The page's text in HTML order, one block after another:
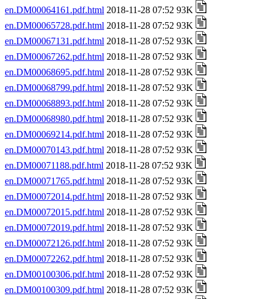
en.DM00064161.pdf.html 2018-11-28 07:52 93K
en.DM00065728.pdf.html 2018-11-28 07:52 93K
en.DM00067131.pdf.html 2018-11-28 07:52 93K
en.DM00067262.pdf.html 2018-11-28 07:52 93K
en.DM00068695.pdf.html 2018-11-28 07:52 93K
en.DM00068799.pdf.html 2018-11-28 07:52 93K
en.DM00068893.pdf.html 2018-11-28 07:52 93K
en.DM00068980.pdf.html 2018-11-28 07:52 93K
en.DM00069214.pdf.html 2018-11-28 07:52 93K
en.DM00070143.pdf.html 2018-11-28 07:52 93K
en.DM00071188.pdf.html 2018-11-28 07:52 93K
en.DM00071765.pdf.html 2018-11-28 07:52 93K
en.DM00072014.pdf.html 2018-11-28 07:52 93K
en.DM00072015.pdf.html 2018-11-28 07:52 93K
en.DM00072019.pdf.html 2018-11-28 07:52 93K
en.DM00072126.pdf.html 2018-11-28 07:52 93K
en.DM00072262.pdf.html 2018-11-28 07:52 93K
en.DM00100306.pdf.html 2018-11-28 07:52 93K
en.DM00100309.pdf.html 2018-11-28 07:52 93K